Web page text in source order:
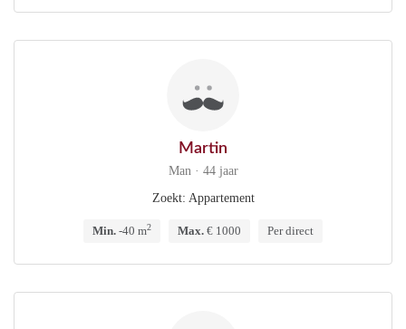
Martin
Man · 44 jaar
Zoekt: Appartement
Min. -40 m2 Max. € 1000 Per direct